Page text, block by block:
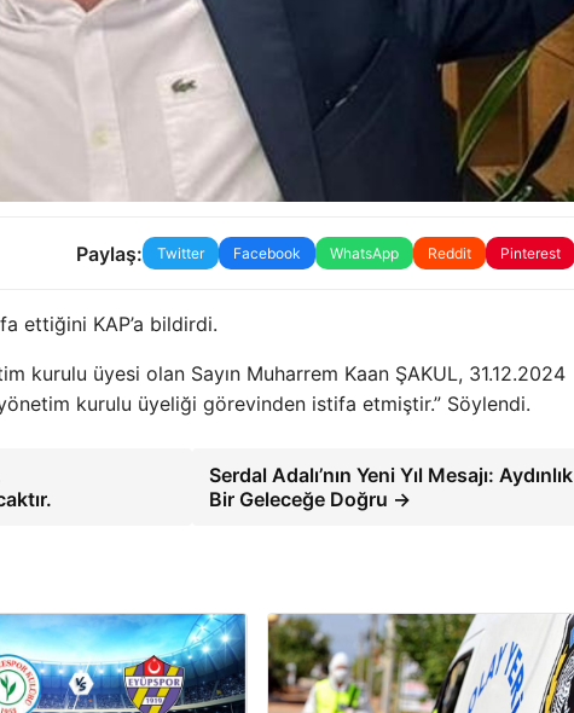
Paylaş: Twitter Facebook WhatsApp Reddit Pinterest
ettiğini KAP’a bildirdi.
kurulu üyesi olan Sayın Muharrem Kaan ŞAKUL, 31.12.2024
kurulu üyeliği görevinden istifa etmiştir.” Söylendi.
Serdal Adalı’nın Yeni Yıl Mesajı: Aydınlık
Bir Geleceğe Doğru →